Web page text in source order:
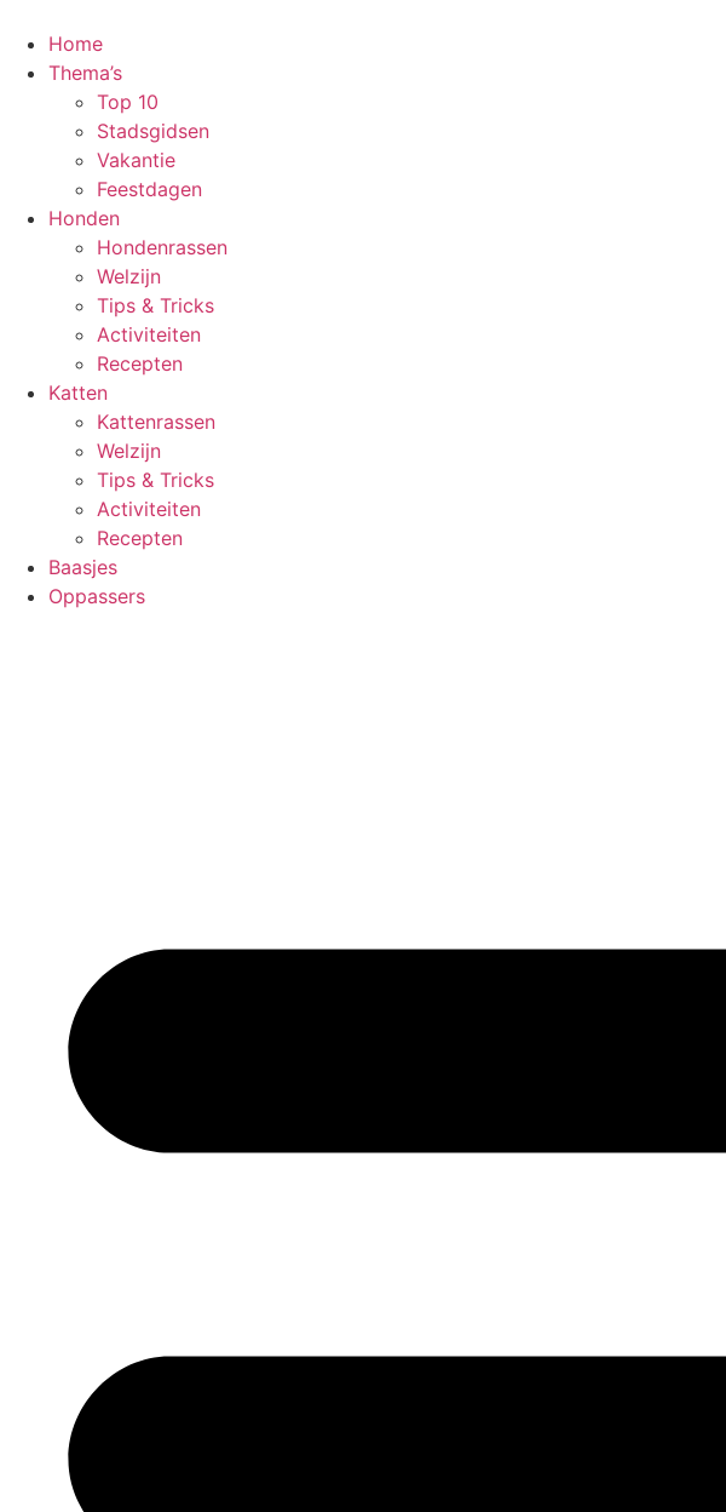
naar
Home
Thema’s
Top 10
Stadsgidsen
Vakantie
Feestdagen
Honden
Hondenrassen
Welzijn
Tips & Tricks
Activiteiten
Recepten
Katten
Kattenrassen
Welzijn
Tips & Tricks
Activiteiten
Recepten
Baasjes
Oppassers